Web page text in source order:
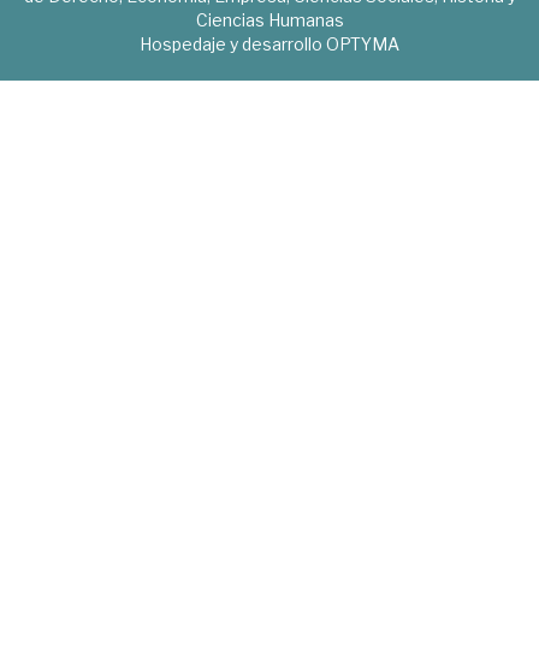
Ciencias Humanas
Hospedaje y desarrollo OPTYMA